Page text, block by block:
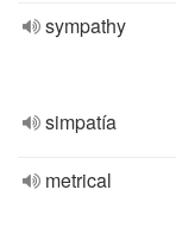
sympathy
simpatía
metrical